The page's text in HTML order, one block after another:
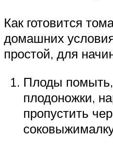
Как готовится
домашних
простой, для
Плоды помыть,
плодоножки,
пропустить